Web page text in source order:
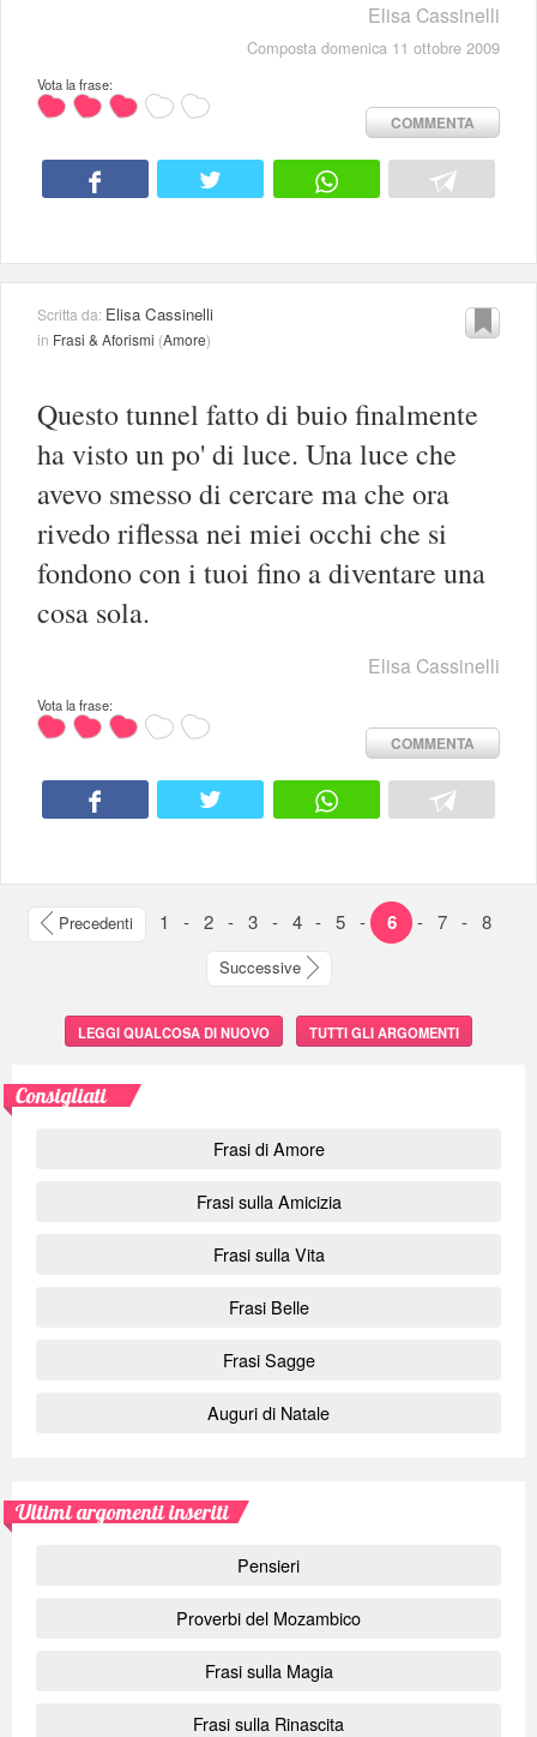
Elisa Cassinelli
Composta domenica 11 ottobre 2009
Vota la frase:
COMMENTA
Scritta da: Elisa Cassinelli
in Frasi & Aforismi (Amore)
Questo tunnel fatto di buio finalmente
ha visto un po' di luce. Una luce che
avevo smesso di cercare ma che ora
rivedo riflessa nei miei occhi che si
fondono con i tuoi fino a diventare una
cosa sola.
Elisa Cassinelli
Vota la frase:
COMMENTA
Precedenti 1 - 2 - 3 - 4 - 5 - 6 - 7 - 8
Successive
LEGGI QUALCOSA DI NUOVO TUTTI GLI ARGOMENTI
Consigliati
Frasi di Amore
Frasi sulla Amicizia
Frasi sulla Vita
Frasi Belle
Frasi Sagge
Auguri di Natale
Ultimi argomenti inseriti
Pensieri
Proverbi del Mozambico
Frasi sulla Magia
Frasi sulla Rinascita